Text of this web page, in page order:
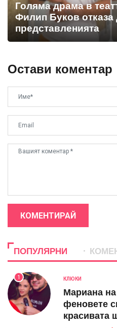
Голяма драма в
Филип Буков отказа
представленията
Остави коментар
КОМЕНТИРАЙ
ПОПУЛЯРНИ
1 КЛЮКИ
Мариана
феновете
красивата